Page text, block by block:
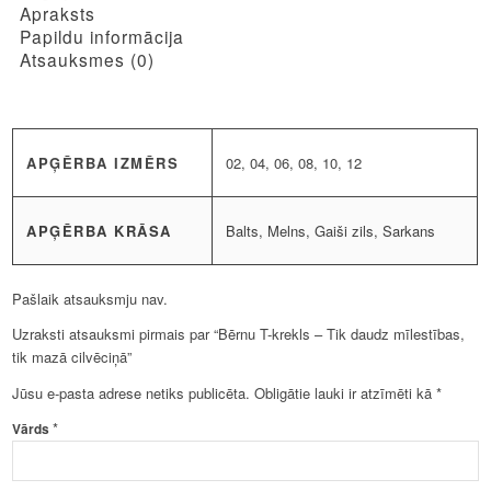
mīlestības,
tik
mazā
Apraksts
Papildu informācija
Atsauksmes (0)
APĢĒRBA IZMĒRS 02, 04, 06, 08, 10, 12
APĢĒRBA KRĀSA Balts, Melns, Gaiši zils, Sarkans
Pašlaik atsauksmju nav.
Uzraksti atsauksmi pirmais par “Bērnu T-krekls – Tik daudz mīlestības,
tik mazā cilvēciņā”
Jūsu e-pasta adrese netiks publicēta. Obligātie lauki ir atzīmēti kā*
Vārds*